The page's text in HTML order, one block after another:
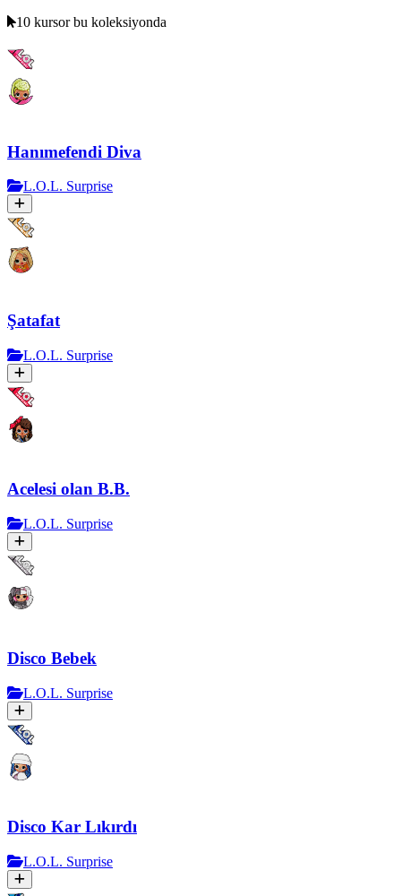
10 kursor bu koleksiyonda
Hanımefendi Diva
L.O.L. Surprise
Şatafat
L.O.L. Surprise
Acelesi olan B.B.
L.O.L. Surprise
Disco Bebek
L.O.L. Surprise
Disco Kar Lıkırdı
L.O.L. Surprise